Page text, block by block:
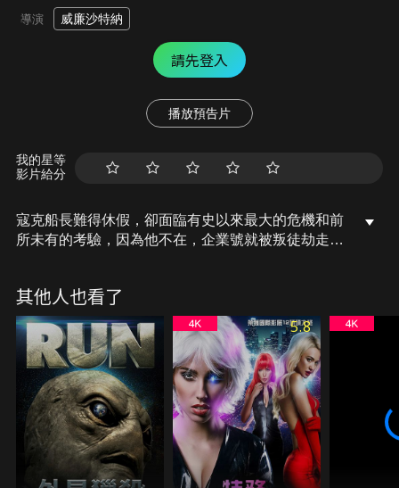
導演 威廉沙特納
請先登入
播放預告片
我的星等
影片給分
寇克船長難得休假，卻面臨有史以來最大的危機和前
所未有的考驗，因為他不在，企業號就被叛徒劫走
其他人也看了
5.8